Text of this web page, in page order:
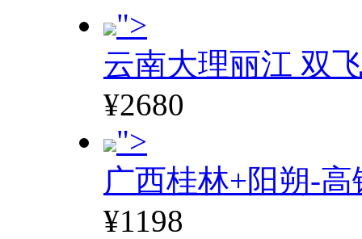
">
云南大理丽江 双
¥2680
">
广西桂林+阳朔-高
¥1198